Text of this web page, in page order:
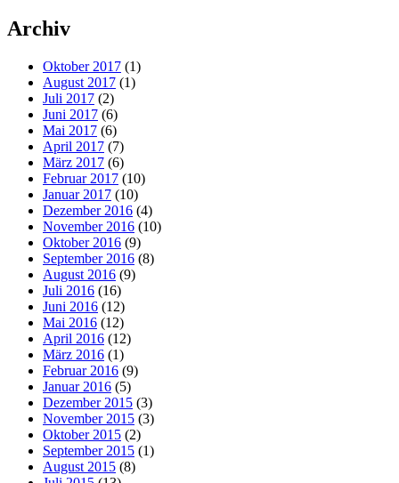
Archiv
Oktober 2017 (1)
August 2017 (1)
Juli 2017 (2)
Juni 2017 (6)
Mai 2017 (6)
April 2017 (7)
März 2017 (6)
Februar 2017 (10)
Januar 2017 (10)
Dezember 2016 (4)
November 2016 (10)
Oktober 2016 (9)
September 2016 (8)
August 2016 (9)
Juli 2016 (16)
Juni 2016 (12)
Mai 2016 (12)
April 2016 (12)
März 2016 (1)
Februar 2016 (9)
Januar 2016 (5)
Dezember 2015 (3)
November 2015 (3)
Oktober 2015 (2)
September 2015 (1)
August 2015 (8)